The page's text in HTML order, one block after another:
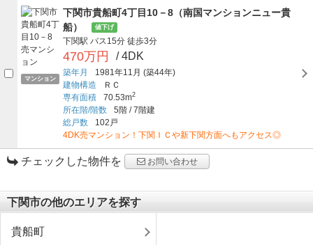
マンション
下関市貴船町4丁目10－8（南国マンションニュー貴
船）
値下げ
下関駅 バス15分 徒歩3分
470万円 / 4DK
築年月 1981年11月 (築44年)
建物構造
ＲＣ
専有面積
70.53m2
所在階/階数 5階 /7階建
総戸数
102戸
4DK売マンション！下関ＩＣや新下関方面へもアクセス◎
チェックした物件を お問い合わせ
下関市の他のエリアを探す
貴船町